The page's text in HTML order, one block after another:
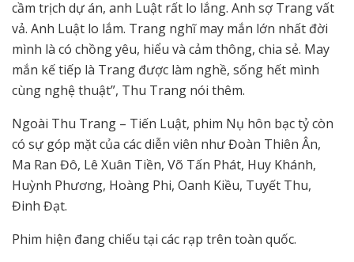
cầm trịch dự án, anh Luật rất lo lắng. Anh sợ Trang vất
vả. Anh Luật lo lắm. Trang nghĩ may mắn lớn nhất đời
mình là có chồng yêu, hiểu và cảm thông, chia sẻ. May
mắn kế tiếp là Trang được làm nghề, sống hết mình
cùng nghệ thuật”, Thu Trang nói thêm.
Ngoài Thu Trang – Tiến Luật, phim Nụ hôn bạc tỷ còn
có sự góp mặt của các diễn viên như Đoàn Thiên Ân,
Ma Ran Đô, Lê Xuân Tiền, Võ Tấn Phát, Huy Khánh,
Huỳnh Phương, Hoàng Phi, Oanh Kiều, Tuyết Thu,
Đinh Đạt.
Phim hiện đang chiếu tại các rạp trên toàn quốc.